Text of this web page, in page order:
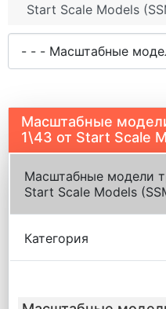
Start Scale Models
Масштабные
1\43 от Start Scale
Масштабные модели
Start Scale Models
Категория